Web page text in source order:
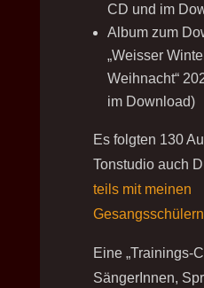
CD und im
Album zum
„Weisser
Weihnacht“
im Download)
Es folgten 130
Tonstudio auch
teils mit meinen
Eine „Trainings-
SängerInnen,